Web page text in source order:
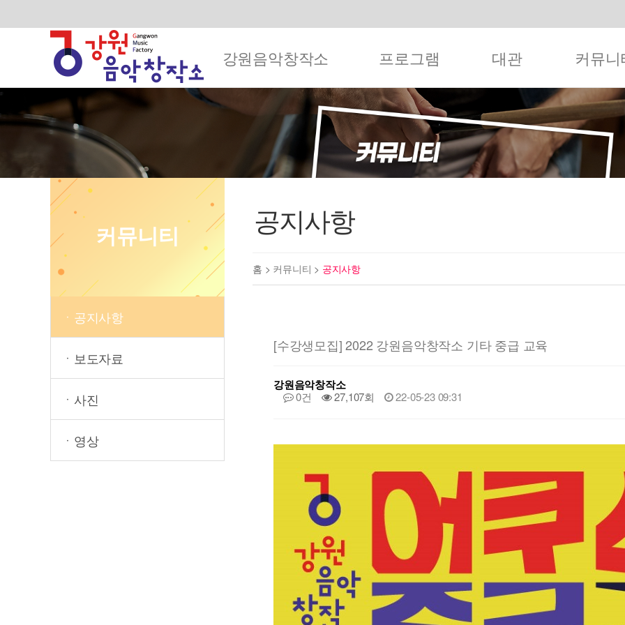
강원음악창작소 프로그램 대관 커뮤니
커뮤니티
ㆍ공지사항
ㆍ보도자료
ㆍ사진
ㆍ영상
공지사항
홈 > 커뮤니티 > 공지사항
[수강생모집] 2022 강원음악창작소 기타 중급 교육
강원음악창작소
0건 27,107회 22-05-23 09:31